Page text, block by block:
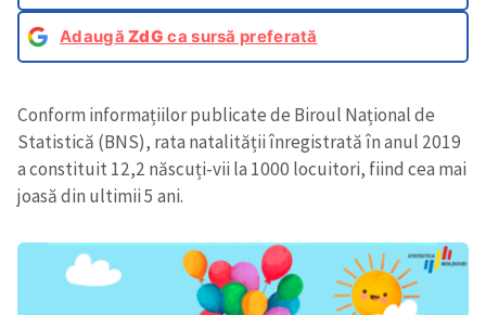
AdaugăZdG ca sursă preferată
Conform informațiilor publicate de Biroul Național de
Statistică (BNS), rata natalității înregistrată în anul 2019
a constituit 12,2 născuți-vii la 1000 locuitori, fiind cea mai
joasă din ultimii 5 ani.